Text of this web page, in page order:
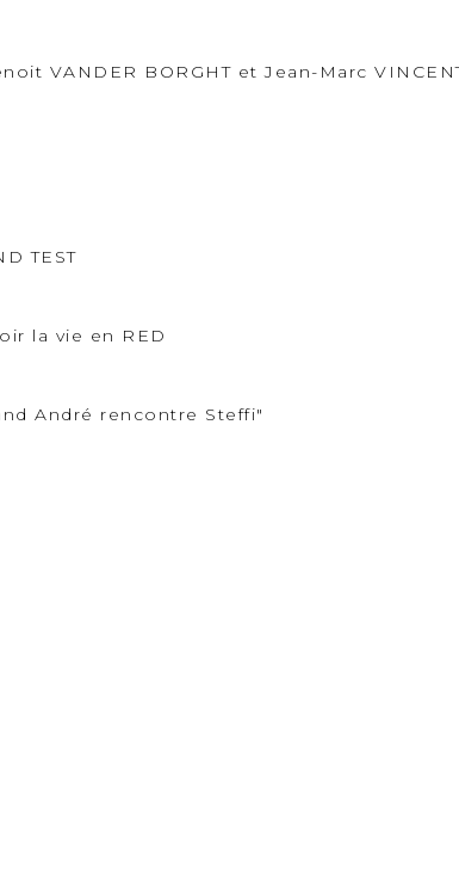
VANDER BORGHT et Jean-Marc
TEST
la vie en RED
André rencontre Steffi"